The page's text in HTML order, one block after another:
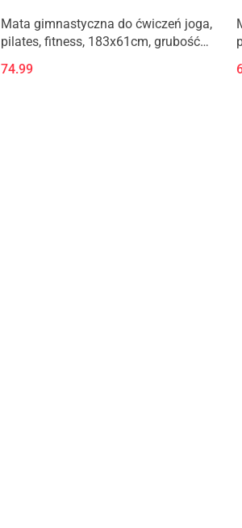
Mata gimnastyczna do ćwiczeń joga,
pilates, fitness, 183x61cm, grubość
ACTIVE
74.99